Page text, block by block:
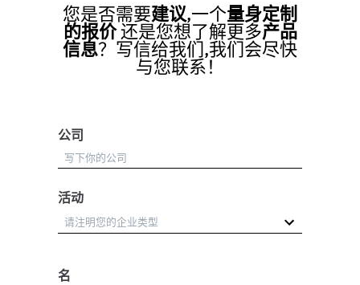
您是否需要建议,一个量身定制
的报价还是您想了解更多产品
信息？写信给我们,我们会尽快
与您联系！
公司
活动
名